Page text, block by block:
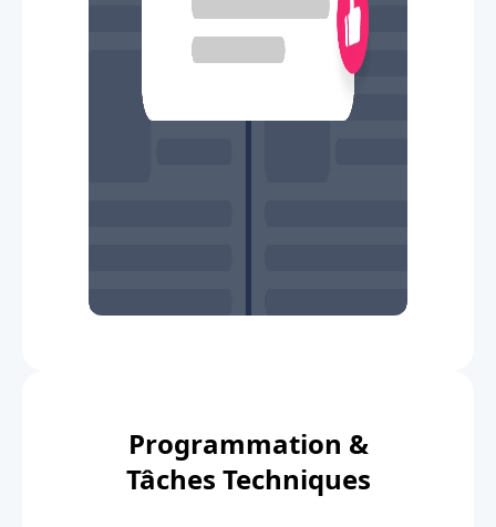
Programmation &
Tâches Techniques